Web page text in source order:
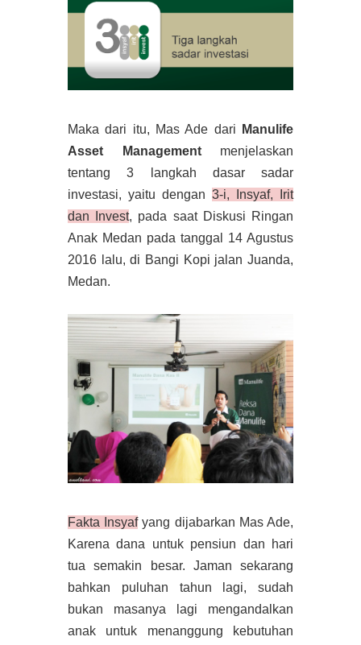
Maka dari itu, Mas Ade dari
Manulife
Asset Managementmenjelaskan
tentang 3 langkah dasar sadar
investasi, yaitu dengan 3-i, Insyaf, Irit
dan Invest, pada saat Diskusi Ringan
Anak Medan pada tanggal 14 Agustus
2016 lalu, di Bangi Kopi jalan Juanda,
Medan.
Fakta Insyafyang dijabarkan Mas Ade,
Karena dana untuk pensiun dan hari
tua semakin besar. Jaman sekarang
bahkan puluhan tahun lagi, sudah
bukan masanya lagi mengandalkan
anak untuk menanggung kebutuhan